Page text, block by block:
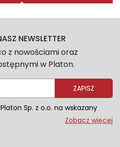
NEWSLETTER
z nowościami oraz
w Platon.
ZAPISZ
Sp. z o.o. na wskazany
informacje marketingowe
znajdziesz w naszej
Zobacz więcej